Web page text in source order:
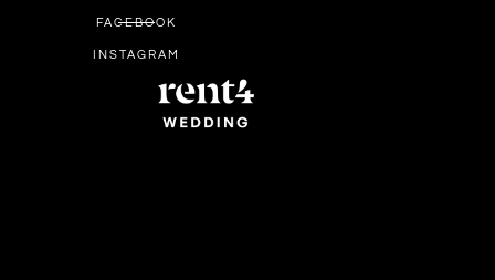
FACEBOOK
INSTAGRAM